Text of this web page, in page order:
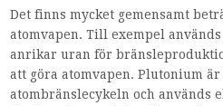
Det finns mycket gemensamt
atomvapen. Till exempel
anrikar uran för
att göra atomvapen. Plutonium
atombränslecykeln och används